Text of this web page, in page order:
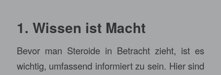
1. Wissen ist Macht
Bevor man Steroide in Betracht zieht, ist es
wichtig, umfassend informiert zu sein. Hier sind